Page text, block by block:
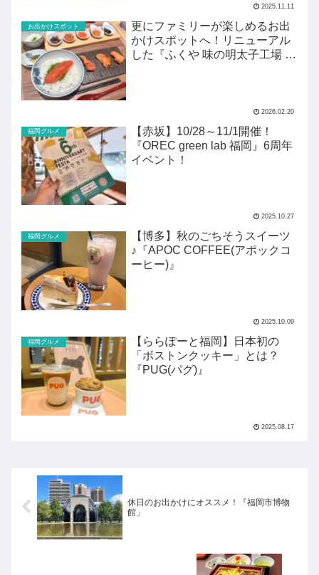
2025.11.11
お出かけスポット
更にファミリーが楽しめるお出
かけスポットへ！リニューアル
した『ふくや 味の明太子工場 ハ
2026.02.20
福岡グルメ
【赤坂】10/28～11/1開催！
『OREC green lab 福岡』6周年
イベント！
2025.10.27
福岡グルメ
【博多】秋のごちそうスイーツ
♪『APOC COFFEE(アポックコ
ーヒー)』
2025.10.09
福岡グルメ
【ららぽーと福岡】日本初の
「ボストンクッキー」とは？
『PUG(パグ)』
2025.08.17
休日のお出かけにオススメ！『福岡市博物
館」